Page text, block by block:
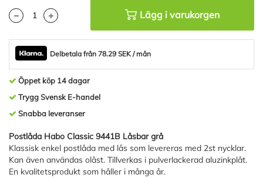
Lägg i varukorgen
Delbetala från 78.29 SEK / mån
Öppet köp 14 dagar
Trygg Svensk E-handel
Snabba leveranser
Postlåda Habo Classic 9441B Låsbar grå
Klassisk enkel postlåda med lås som levereras med 2st nycklar.
Kan även användas olåst. Tillverkas i pulverlackerad aluzinkplåt.
En kvalitetsprodukt som håller i många år.